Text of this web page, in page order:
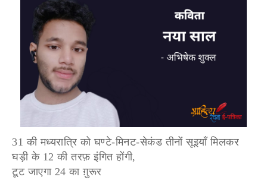
31 की मध्यरात्रि को घण्टे-मिनट-सेकंड तीनों सूइयाँ मिलकर
घड़ी के 12 की तरफ़ इंगित होंगी,
टूट जाएगा 24 का ग़ुरूर